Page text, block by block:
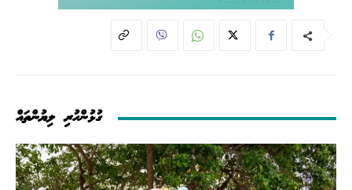
ގުޅުންހުރި ލިޔުންތައް